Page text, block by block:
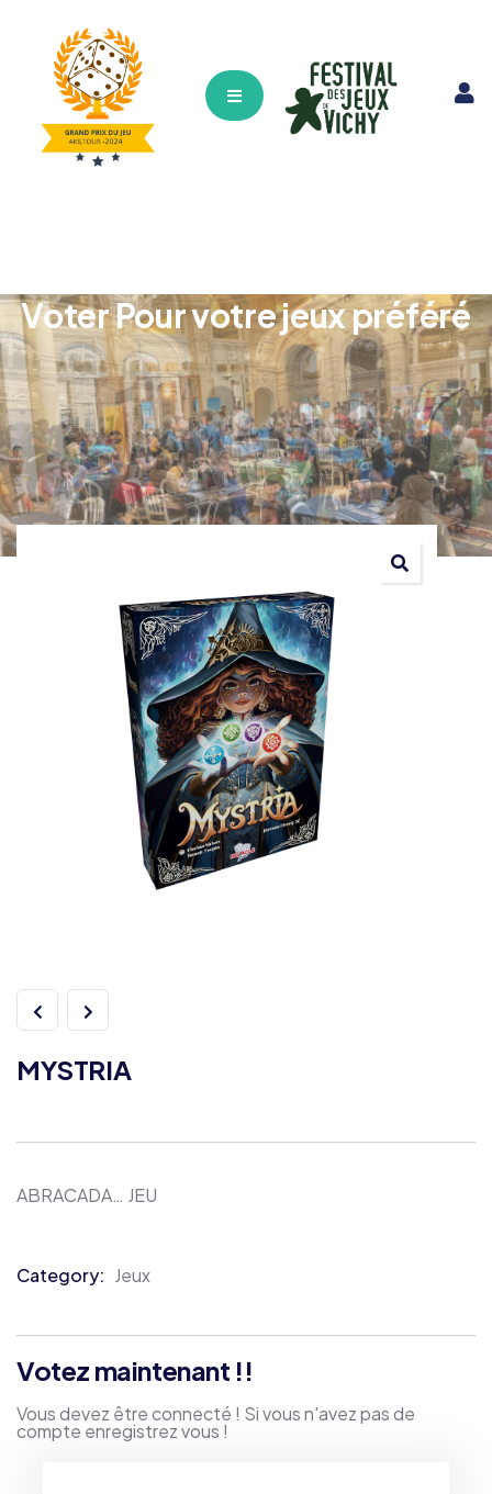
Hamburger Toggle Menu
Voter Pour votre jeux préféré
MYSTRIA
ABRACADA… JEU
Category: Jeux
Votez maintenant !!
Vous devez être connecté ! Si vous n'avez pas de
compte enregistrez vous !